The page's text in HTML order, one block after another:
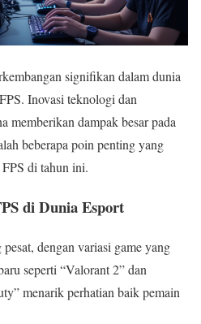
signifikan dalam dunia
Inovasi teknologi dan
memberikan dampak besar pada
beberapa poin penting yang
di tahun ini.
di Dunia Esport
dengan variasi game yang
seperti “Valorant 2” dan
menarik perhatian baik pemain